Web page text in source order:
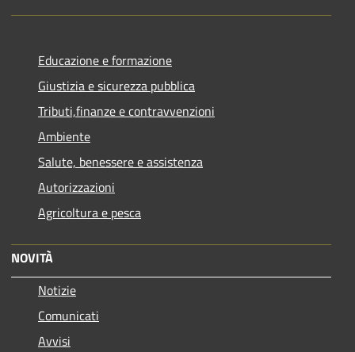
Educazione e formazione
Giustizia e sicurezza pubblica
Tributi,finanze e contravvenzioni
Ambiente
Salute, benessere e assistenza
Autorizzazioni
Agricoltura e pesca
NOVITÀ
Notizie
Comunicati
Avvisi